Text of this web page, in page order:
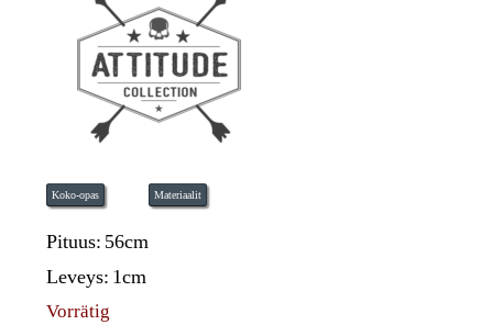
Koko-opas Materiaalit
Pituus: 56cm
Leveys: 1cm
Vorrätig